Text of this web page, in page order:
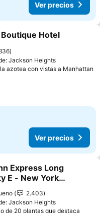
Ver precios
a favoritos
Hotel
Jackson Heights
azotea con vistas a Manhattan
Ver precios
a favoritos
Express Long
E - New York
2.403
Jackson Heights
de 20 plantas que destaca